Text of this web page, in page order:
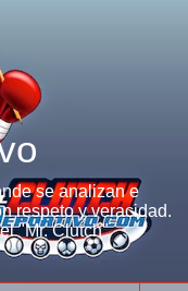
se analizan e
respeto y veracidad.
"Mr. Clutch"